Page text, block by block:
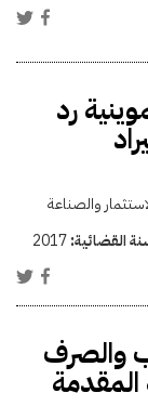
رد
والصناعة
القضائية:2017
والصرف